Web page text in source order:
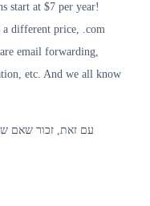
start at $7 per year!
a different price, .com
email forwarding,
etc. And we all know
עם זאת, זכור שאם